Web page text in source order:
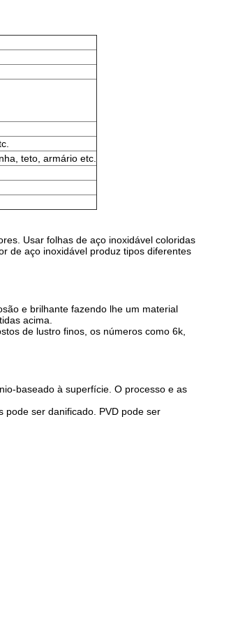
teto, armário etc.
Usar folhas de aço inoxidável coloridas
de aço inoxidável produz tipos diferentes
e brilhante fazendo lhe um material
acima.
de lustro finos, os números como 6k,
baseado à superfície. O processo e as
pode ser danificado. PVD pode ser